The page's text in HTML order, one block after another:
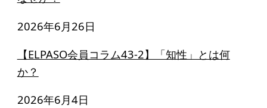
2026年6月26日
【ELPASO会員コラム43-2】「知性」とは何
か？
2026年6月4日